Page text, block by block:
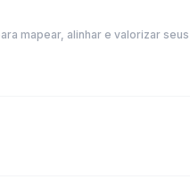
mapear, alinhar e valorizar